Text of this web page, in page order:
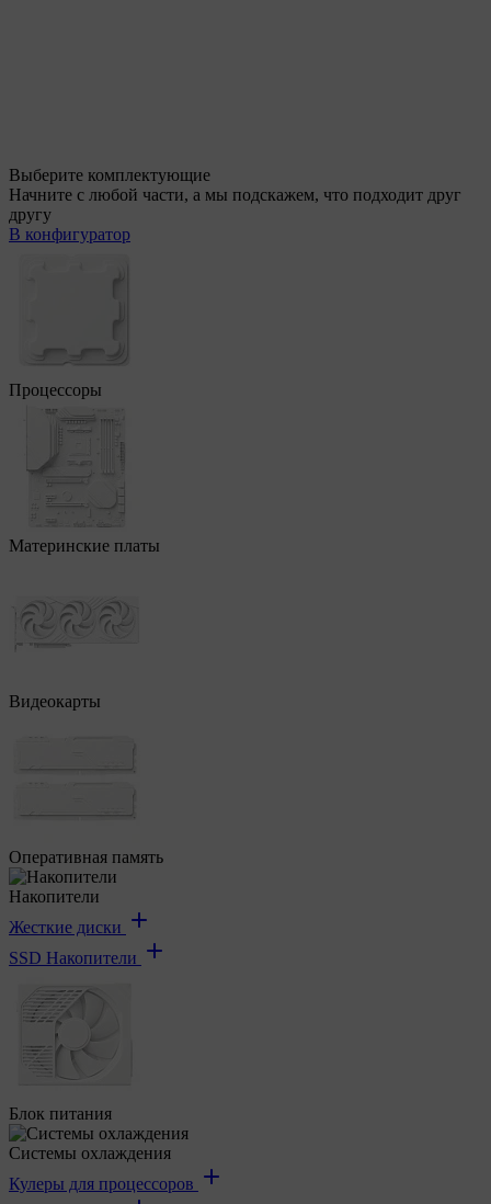
Выберите комплектующие
Начните с любой части, а мы подскажем, что подходит друг
другу
В конфигуратор
Процессоры
Материнские платы
Видеокарты
Оперативная память
Накопители
Жесткие диски
SSD Накопители
Блок питания
Системы охлаждения
Кулеры для процессоров